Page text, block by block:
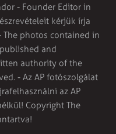
- Founder Editor in
kérjük írja
The photos contained in
and
authority of the
- Az AP fotószolgálat
az AP
Copyright The